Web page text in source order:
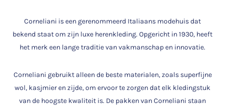
Corneliani is een gerenommeerd Italiaans modehuis dat
bekend staat om zijn luxe herenkleding. Opgericht in 1930, heeft
het merk een lange traditie van vakmanschap en innovatie.
Corneliani gebruikt alleen de beste materialen, zoals superfijne
wol, kasjmier en zijde, om ervoor te zorgen dat elk kledingstuk
van de hoogste kwaliteit is. De pakken van Corneliani staan